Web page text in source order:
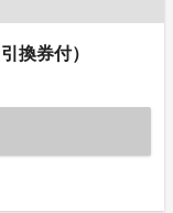
換券付）